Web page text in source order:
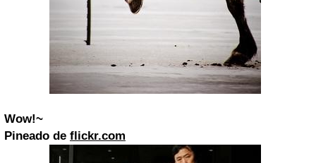
Wow!~
Pineado de flickr.com